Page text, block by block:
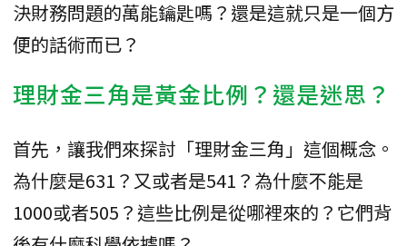
決財務問題的萬能鑰匙嗎？還是這就只是一個方
便的話術而已？
理財金三角是黃金比例？還是迷思？
首先，讓我們來探討「理財金三角」這個概念。
為什麼是631？又或者是541？為什麼不能是
1000或者505？這些比例是從哪裡來的？它們背